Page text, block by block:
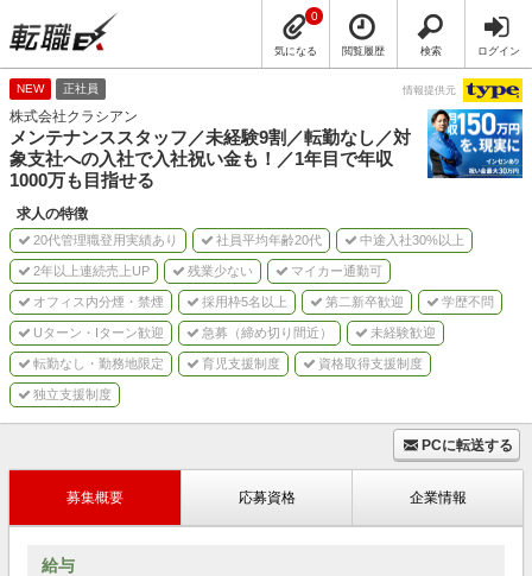
気になる
0
閲覧履歴 検索 ログイン
NEW 正社員 情報提供元
株式会社クラシアン
メンテナンススタッフ／未経験9割／転勤なし／対
象支社への入社で入社祝い金も！／1年目で年収
1000万も目指せる
求人の特徴
20代管理職登用実績あり 社員平均年齢20代 中途入社30%以上
2年以上連続売上UP 残業少ない マイカー通勤可
オフィス内分煙・禁煙 採用枠5名以上 第二新卒歓迎 学歴不問
Uターン・Iターン歓迎 急募（締め切り間近） 未経験歓迎
転勤なし・勤務地限定 育児支援制度 資格取得支援制度
独立支援制度
PCに転送する
募集概要 応募資格 企業情報
給与